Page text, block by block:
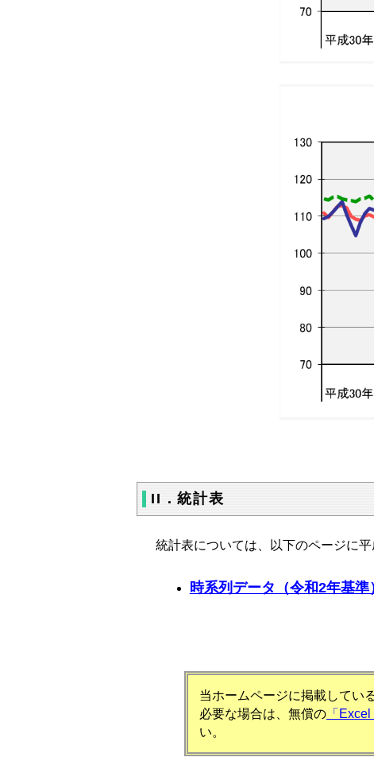
II．統計表
統計表については、以下のページに
時系列データ（令和2年基準
当ホームページに掲載してい
必要な場合は、無償の 「
い。